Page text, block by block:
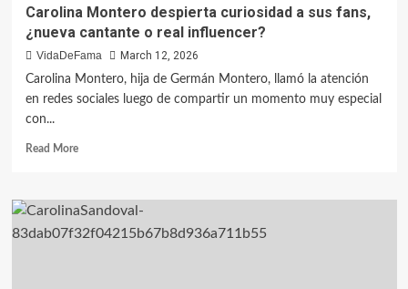
Carolina Montero despierta curiosidad a sus fans,
¿nueva cantante o real influencer?
VidaDeFama
March 12, 2026
Carolina Montero, hija de Germán Montero, llamó la atención
en redes sociales luego de compartir un momento muy especial
con...
Read More